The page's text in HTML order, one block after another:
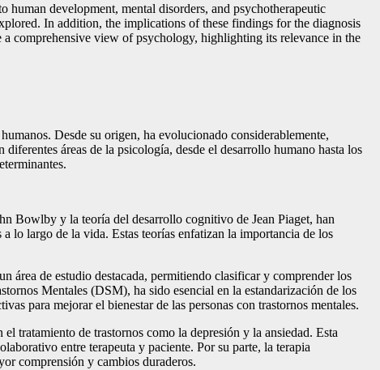
development, mental disorders, and psychotherapeutic
In addition, the implications of these findings for the diagnosis
comprehensive view of psychology, highlighting its relevance in the
Desde su origen, ha evolucionado considerablemente,
áreas de la psicología, desde el desarrollo humano hasta los
Bowlby y la teoría del desarrollo cognitivo de Jean Piaget, han
lo largo de la vida. Estas teorías enfatizan la importancia de los
área de estudio destacada, permitiendo clasificar y comprender los
Mentales (DSM), ha sido esencial en la estandarización de los
para mejorar el bienestar de las personas con trastornos mentales.
tratamiento de trastornos como la depresión y la ansiedad. Esta
entre terapeuta y paciente. Por su parte, la terapia
comprensión y cambios duraderos.